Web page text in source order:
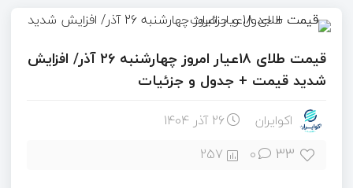
قیمت طلای ۱۸عیار امروز چهارشنبه ۲۶ آذر/ افزایش
شدید قیمت + جدول و جزئیات
اکوایران 26 آذر 1404
33 ۰ 257